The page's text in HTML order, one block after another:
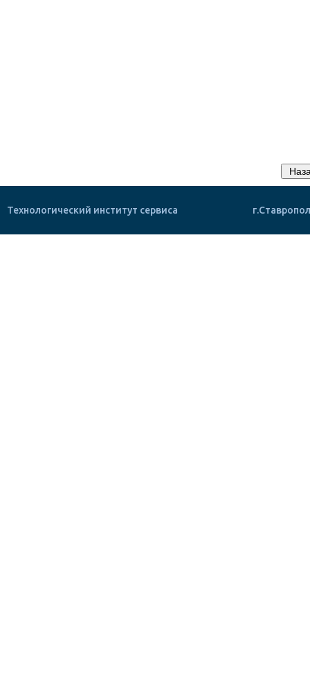
Технологический институт сервиса